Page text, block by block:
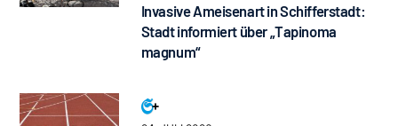
Invasive Ameisenart in Schifferstadt:
Stadt informiert über „Tapinoma
magnum“